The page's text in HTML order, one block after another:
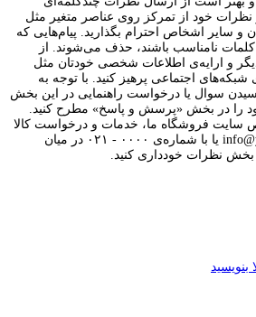
نظرات خود از تمرکز روی عناصر متغیر مثل
و سایر اشخاص احترام بگذارید. پیام‌هایی که
نامناسب باشند، حذف می‌شوند. از
و ارایه‌ی اطلاعات شخصی خودتان مثل
اجتماعی پرهیز کنید. با توجه به
سوال یا درخواست راهنمایی در این بخش
را در بخش «پرسش و پاسخ» مطرح کنید.
سایت فروشگاه ما، خدمات و درخواست کالا
را با ایمیل info@yourdomain.com یا با شماره‌ی ۰۰۰۰ - ۰۲۱ در میان
بخش نظرات خودداری کنید.
بنویسید